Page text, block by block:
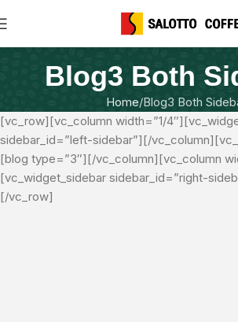
Blog3 Both
Home Blog3 Both
[vc_row][vc_column width=”1/
sidebar_id=”left-sidebar”][/
[blog type=”3″][/vc_column][vc_column
[vc_widget_sidebar sidebar_id=”right-
[/vc_row]